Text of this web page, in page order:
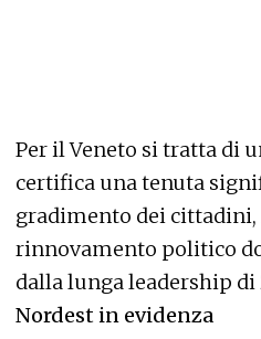
Per il Veneto si tratta di
certifica una tenuta
gradimento dei cittadini,
rinnovamento politico
dalla lunga leadership di
Nordest in evidenza